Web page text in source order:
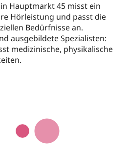
Hauptmarkt 45 misst ein
Hörleistung und passt die
Bedürfnisse an.
ausgebildete Spezialisten:
medizinische, physikalische